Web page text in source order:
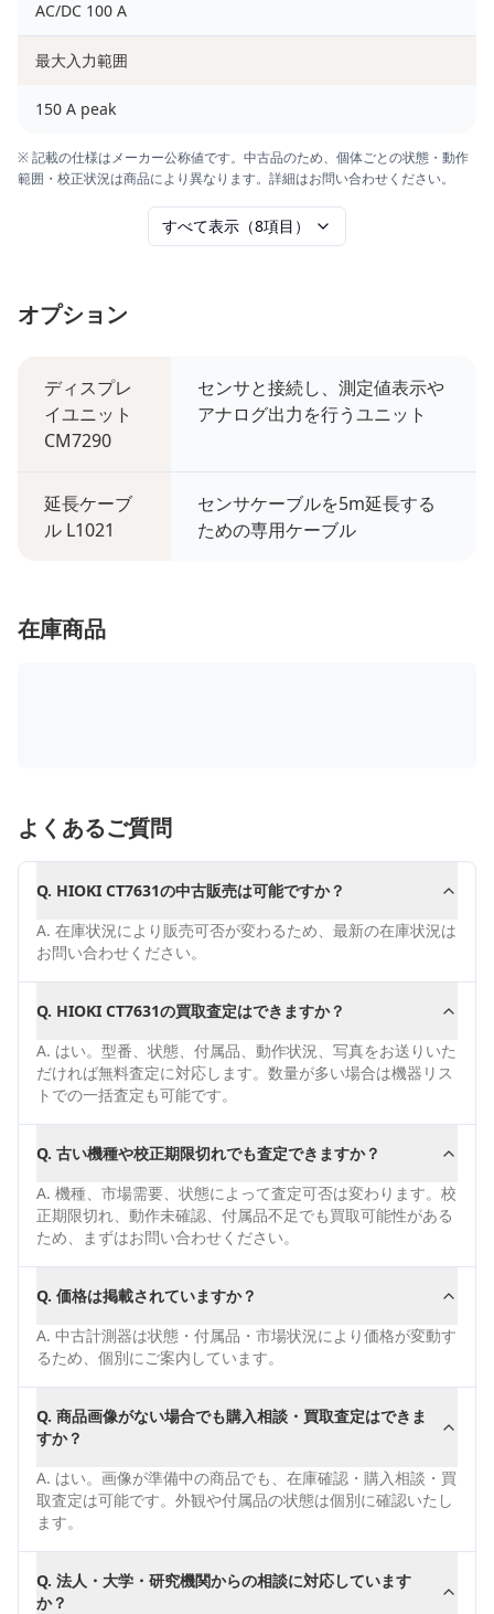
AC/DC 100 A
最大入力範囲
150 A peak
※ 記載の仕様はメーカー公称値です。中古品のため、個体ごとの状態・動作
範囲・校正状況は商品により異なります。詳細はお問い合わせください。
すべて表示（8項目）
オプション
ディスプレ
イユニット
CM7290
センサと接続し、測定値表示や
アナログ出力を行うユニット
延長ケーブ
ル L1021
センサケーブルを5m延長する
ための専用ケーブル
在庫商品
よくあるご質問
Q. HIOKI CT7631の中古販売は可能ですか？
A. 在庫状況により販売可否が変わるため、最新の在庫状況は
お問い合わせください。
Q. HIOKI CT7631の買取査定はできますか？
A. はい。型番、状態、付属品、動作状況、写真をお送りいた
だければ無料査定に対応します。数量が多い場合は機器リス
トでの一括査定も可能です。
Q. 古い機種や校正期限切れでも査定できますか？
A. 機種、市場需要、状態によって査定可否は変わります。校
正期限切れ、動作未確認、付属品不足でも買取可能性がある
ため、まずはお問い合わせください。
Q. 価格は掲載されていますか？
A. 中古計測器は状態・付属品・市場状況により価格が変動す
るため、個別にご案内しています。
Q. 商品画像がない場合でも購入相談・買取査定はできま
すか？
A. はい。画像が準備中の商品でも、在庫確認・購入相談・買
取査定は可能です。外観や付属品の状態は個別に確認いたし
ます。
Q. 法人・大学・研究機関からの相談に対応しています
か？